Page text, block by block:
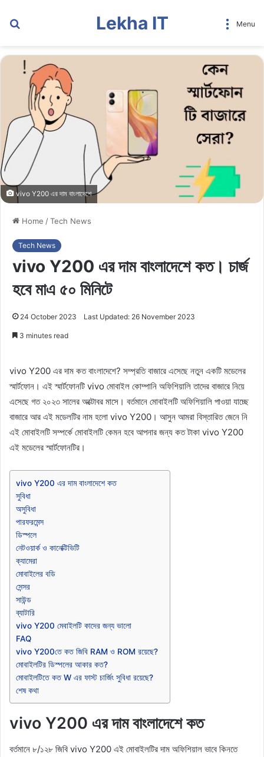
Lekha IT Menu
vivo Y200 এর দাম বাংলাদেশে
Home /Tech News
Tech News
vivo Y200 এর দাম বাংলাদেশে কত। চার্জ
হবে মাএ ৫০ মিনিটে
24 October 2023 Last Updated: 26 November 2023
3 minutes read
vivo Y200 এর দাম কত বাংলাদেশে? সম্প্রতি বাজারে এসেছে নতুন একটি মডেলের
স্মার্টফোন। এই স্মার্টফোনটি vivo মোবাইল কোম্পানি অফিশিয়ালি তাদের বাজারে নিয়ে
এসেছে গত ২০২৩ সালের অক্টোবর মাসে। বর্তমানে মোবাইলটি অফিশিয়ালি পাওয়া যাচ্ছে
বাজারে আর এই মডেলটির নাম হলো vivo Y200। আসুন আমরা বিস্তারিত জেনে নি
এই মোবাইলটি সম্পর্কে মোবাইলটি কেমন হবে আপনার জন্য কত টাকা vivo Y200
এই মডেলের স্মার্টফোনটির।
vivo Y200 এর দাম বাংলাদেশে কত
সুবিধা
অসুবিধা
পারফরমেন্স
ডিস্পলে
নেটওয়ার্ক ও কানেক্টিভিটি
ক্যামেরা
মোবাইলের বডি
সেন্সর
সাউন্ড
ব্যাটারি
vivo Y200 মেবাইলটি কাদের জন্য ভালো
FAQ
vivo Y200তে কত জিবি RAM ও ROM রয়েছে?
মোবাইলটির ডিস্পলের আকার কত?
মোবাইলটিতে কত W এর ফাস্ট চার্জিং সুবিধা রয়েছে?
শেষ কথা
vivo Y200 এর দাম বাংলাদেশে কত
বর্তমানে ৮/১২৮ জিবি vivo Y200 এই মোবাইলটির দাম অফিশিয়াল ভাবে কিনতে